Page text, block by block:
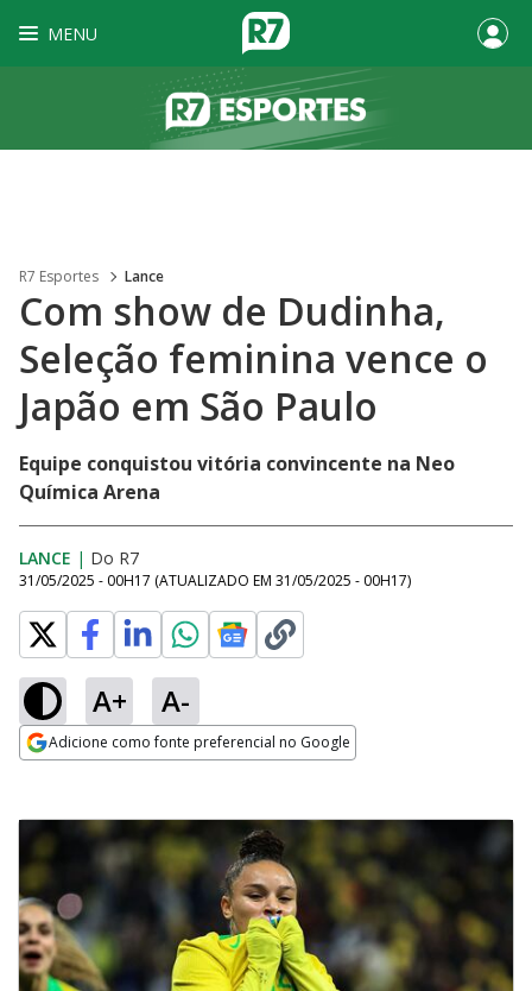
MENU
R7 Esportes Lance
Com show de Dudinha,
Seleção feminina vence o
Japão em São Paulo
Equipe conquistou vitória convincente na Neo
Química Arena
LANCE | Do R7
31/05/2025 - 00H17 (ATUALIZADO EM 31/05/2025 - 00H17)
A+ A-
Adicione como fonte preferencial no Google